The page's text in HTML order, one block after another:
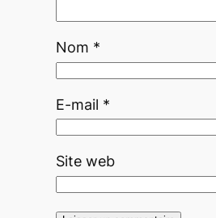
Nom *
E-mail *
Site web